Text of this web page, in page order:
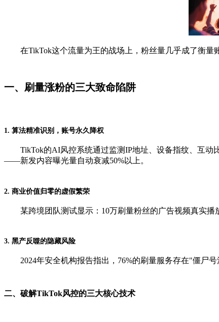
在TikTok这个流量为王的战场上，粉丝量几乎成了衡量
一、刷量涨粉的三大致命陷阱
1. 算法精准识别，账号永久降权
TikTok的AI风控系统通过监测IP地址、设备指纹、互动比
——新发内容曝光量自动衰减50%以上。
2. 商业价值归零的虚假繁荣
某跨境团队测试显示：10万刷量粉丝的广告视频真实播放
3. 黑产反噬的隐藏风险
2024年安全机构报告指出，76%的刷量服务存在"僵尸号
二、破解TikTok风控的三大核心技术